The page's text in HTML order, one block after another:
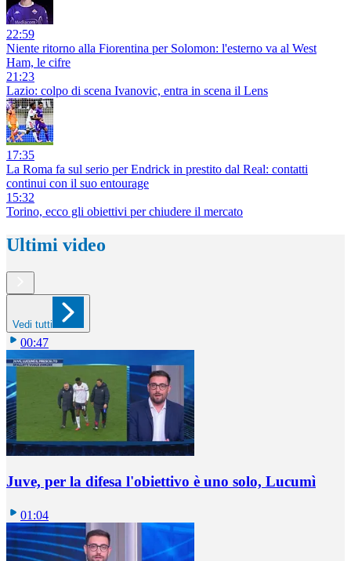
22:59
Niente ritorno alla Fiorentina per Solomon: l'esterno va al West
Ham, le cifre
21:23
Lazio: colpo di scena Ivanovic, entra in scena il Lens
17:35
La Roma fa sul serio per Endrick in prestito dal Real: contatti
continui con il suo entourage
15:32
Torino, ecco gli obiettivi per chiudere il mercato
Ultimi video
Vedi tutti
00:47
Juve, per la difesa l'obiettivo è uno solo, Lucumì
01:04